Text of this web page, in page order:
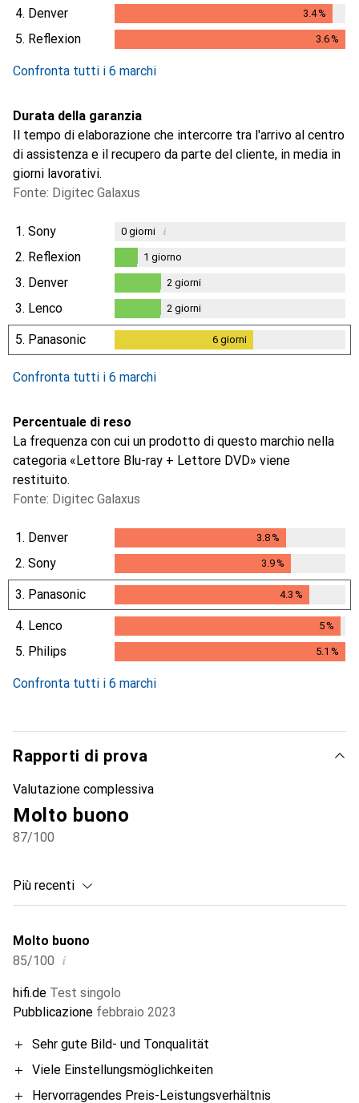
4. Denver 3.4%
3.4%
5. Reflexion 3.6%
Confronta tutti i 6 marchi
Durata della garanzia
Il tempo di elaborazione che intercorre tra l'arrivo al centro
di assistenza e il recupero da parte del cliente, in media in
giorni lavorativi.
Fonte: Digitec Galaxus
1. Sony 0giorni i
2. Reflexion
giorno
1 giorno
3. Denver
2giorni
2 giorni
3. Lenco
2giorni
2 giorni
5. Panasonic 6giorni
Confronta tutti i 6 marchi
Percentuale di reso
La frequenza con cui un prodotto di questo marchio nella
categoria «Lettore Blu-ray + Lettore DVD» viene
restituito.
Fonte: Digitec Galaxus
1. Denver 3.8%
2. Sony 3.9%
3. Panasonic 4.3 %
4. Lenco 5%
5%
5. Philips 5.1 %
Confronta tutti i 6 marchi
Rapporti di prova
Valutazione complessiva
Molto buono
87/100
Più recenti
Molto buono
85/100 i
hifi.de Test singolo
Pubblicazione febbraio 2023
Sehr gute Bild- und Tonqualität
Viele Einstellungsmöglichkeiten
Hervorragendes Preis-Leistungsverhältnis